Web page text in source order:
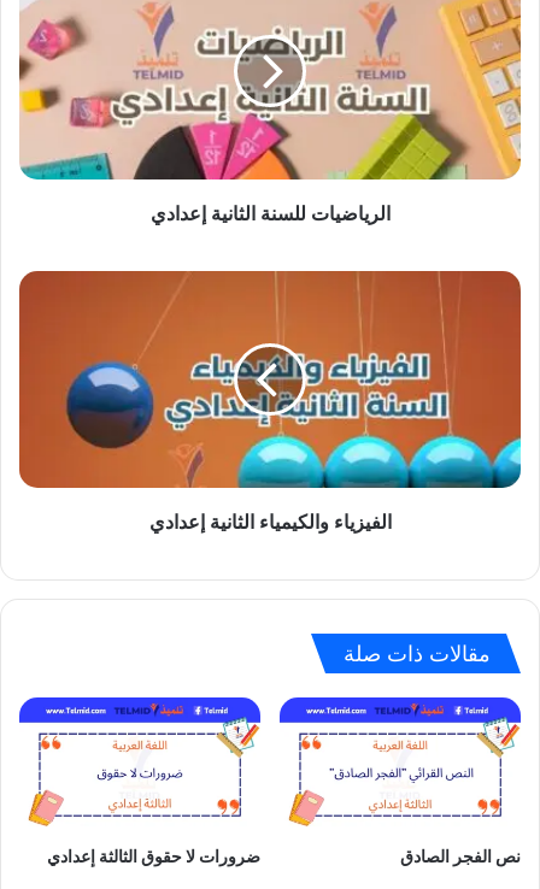
للسنة
الثانية
إعدادي
الرياضيات للسنة الثانية إعدادي
الفيزياء
الفيزياء والكيمياء الثانية إعدادي
مقالات ذات صلة
نص الفجر الصادق ضرورات لا حقوق الثالثة إعدادي